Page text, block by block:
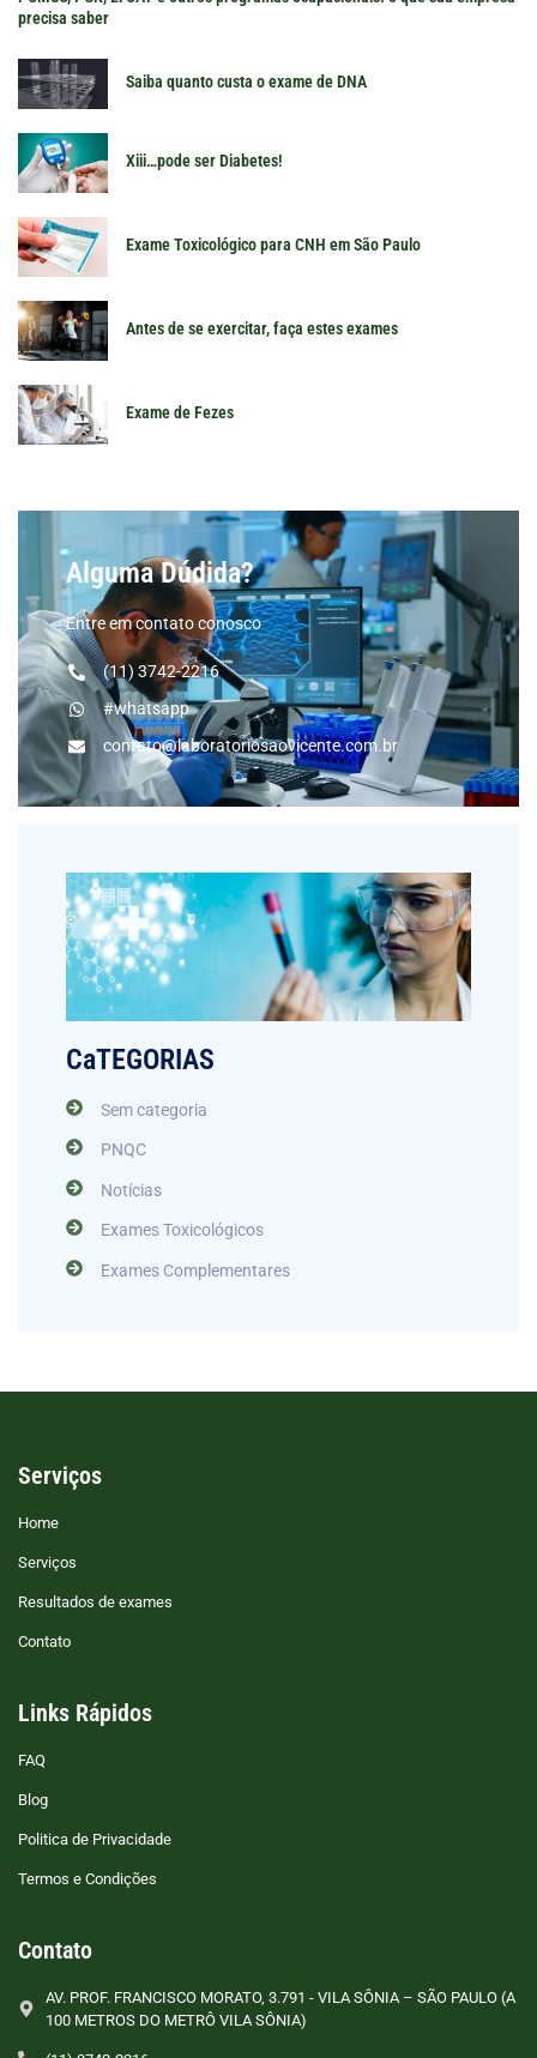
precisa saber
Saiba quanto custa o exame de DNA
Xiii…pode ser Diabetes!
Exame Toxicológico para CNH em São Paulo
Antes de se exercitar, faça estes exames
Exame de Fezes
Alguma Dúdida?
Entre em contato conosco
(11) 3742-2216
#whatsapp
contato@laboratoriosaovicente.com.br
CaTEGORIAS
Sem categoria
PNQC
Notícias
Exames Toxicológicos
Exames Complementares
Serviços
Home
Serviços
Resultados de exames
Contato
Links Rápidos
FAQ
Blog
Politica de Privacidade
Termos e Condições
Contato
AV. PROF. FRANCISCO MORATO, 3.791 - VILA SÔNIA – SÃO PAULO (A
100 METROS DO METRÔ VILA SÔNIA)